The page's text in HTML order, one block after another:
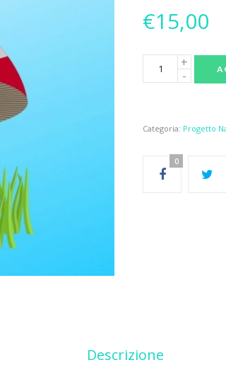
€15,00
Categoria: Progetto
0
Descrizione